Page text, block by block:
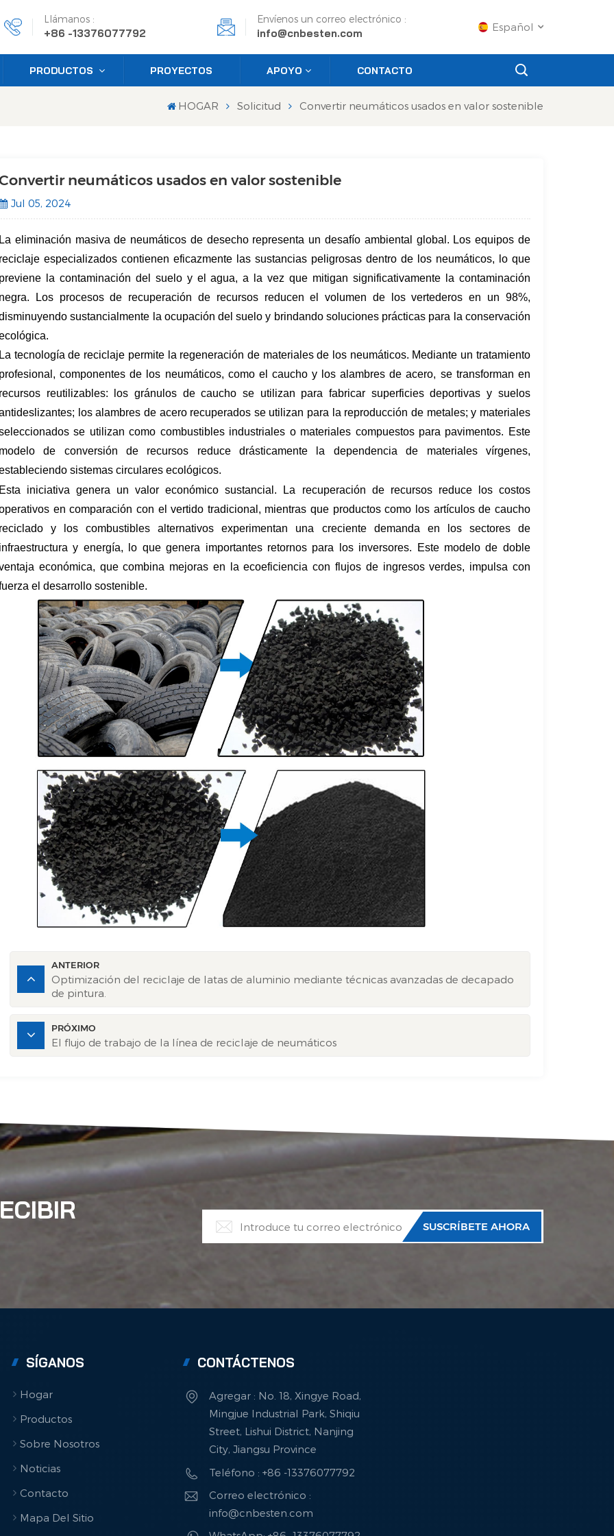
Llámanos :
+86 -13376077792
Envíenos un correo electrónico :
info@cnbesten.com
Español
English
عربي
日语
PRODUCTOS PROYECTOS APOYO CONTACTO
HOGAR Solicitud Convertir neumáticos usados en valor sostenible
neumáticos usados en valor sostenible
Jul 05, 2024
La eliminación masiva de neumáticos de desecho representa un desafío ambiental global. Los equipos de
reciclaje especializados contienen eficazmente las sustancias peligrosas dentro de los neumáticos, lo que
previene la contaminación del suelo y el agua, a la vez que mitigan significativamente la contaminación
negra. Los procesos de recuperación de recursos reducen el volumen de los vertederos en un 98%,
sustancialmente la ocupación del suelo y brindando soluciones prácticas para la conservación
La tecnología de reciclaje permite la regeneración de materiales de los neumáticos. Mediante un tratamiento
profesional, componentes de los neumáticos, como el caucho y los alambres de acero, se transforman en
recursos reutilizables: los gránulos de caucho se utilizan para fabricar superficies deportivas y suelos
los alambres de acero recuperados se utilizan para la reproducción de metales; y materiales
se utilizan como combustibles industriales o materiales compuestos para pavimentos. Este
modelo de conversión de recursos reduce drásticamente la dependencia de materiales vírgenes,
sistemas circulares ecológicos.
Esta iniciativa genera un valor económico sustancial. La recuperación de recursos reduce los costos
en comparación con el vertido tradicional, mientras que productos como los artículos de caucho
reciclado y los combustibles alternativos experimentan una creciente demanda en los sectores de
infraestructura y energía, lo que genera importantes retornos para los inversores. Este modelo de doble
económica, que combina mejoras en la ecoeficiencia con flujos de ingresos verdes, impulsa con
el desarrollo sostenible.
ANTERIOR
Optimización del reciclaje de latas de aluminio mediante técnicas avanzadas de decapado
de pintura.
PRÓXIMO
El flujo de trabajo de la línea de reciclaje de neumáticos
SÍGANOS
Hogar
Productos
Sobre Nosotros
Noticias
Contacto
Mapa Del Sitio
CONTÁCTENOS
Agregar : No. 18, Xingye Road,
Mingjue Industrial Park, Shiqiu
Street, Lishui District, Nanjing
City, Jiangsu Province
Teléfono : +86 -13376077792
Correo electrónico :
info@cnbesten.com